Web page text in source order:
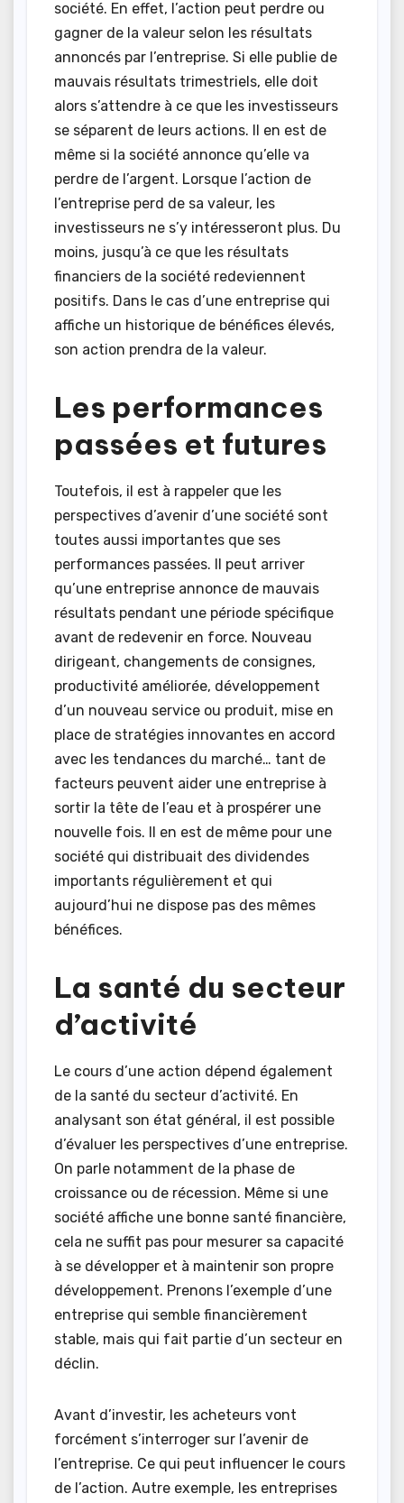
société. En effet, l’action peut perdre ou
gagner de la valeur selon les résultats
annoncés par l’entreprise. Si elle publie de
mauvais résultats trimestriels, elle doit
alors s’attendre à ce que les investisseurs
se séparent de leurs actions. Il en est de
même si la société annonce qu’elle va
perdre de l’argent. Lorsque l’action de
l’entreprise perd de sa valeur, les
investisseurs ne s’y intéresseront plus. Du
moins, jusqu’à ce que les résultats
financiers de la société redeviennent
positifs. Dans le cas d’une entreprise qui
affiche un historique de bénéfices élevés,
son action prendra de la valeur.
Les performances
passées et futures
Toutefois, il est à rappeler que les
perspectives d’avenir d’une société sont
toutes aussi importantes que ses
performances passées. Il peut arriver
qu’une entreprise annonce de mauvais
résultats pendant une période spécifique
avant de redevenir en force. Nouveau
dirigeant, changements de consignes,
productivité améliorée, développement
d’un nouveau service ou produit, mise en
place de stratégies innovantes en accord
avec les tendances du marché… tant de
facteurs peuvent aider une entreprise à
sortir la tête de l’eau et à prospérer une
nouvelle fois. Il en est de même pour une
société qui distribuait des dividendes
importants régulièrement et qui
aujourd’hui ne dispose pas des mêmes
bénéfices.
La santé du secteur
d’activité
Le cours d’une action dépend également
de la santé du secteur d’activité. En
analysant son état général, il est possible
d’évaluer les perspectives d’une entreprise.
On parle notamment de la phase de
croissance ou de récession. Même si une
société affiche une bonne santé financière,
cela ne suffit pas pour mesurer sa capacité
à se développer et à maintenir son propre
développement. Prenons l’exemple d’une
entreprise qui semble financièrement
stable, mais qui fait partie d’un secteur en
déclin.
Avant d’investir, les acheteurs vont
forcément s’interroger sur l’avenir de
l’entreprise. Ce qui peut influencer le cours
de l’action. Autre exemple, les entreprises